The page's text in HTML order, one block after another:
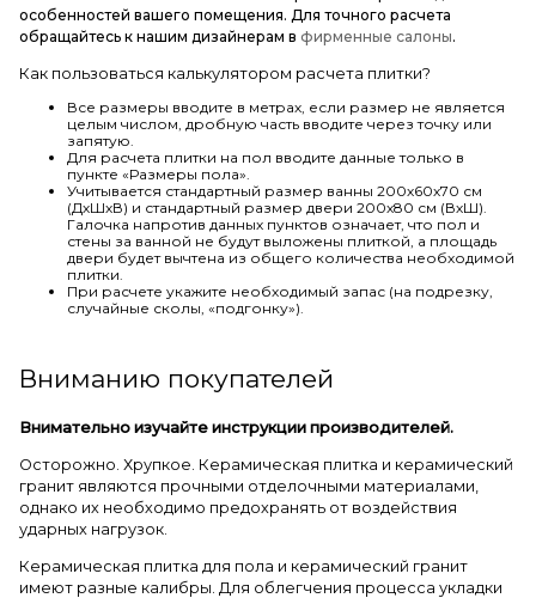
особенностей вашего помещения. Для точного расчета
обращайтесь к нашим дизайнерам в фирменные салоны.
Как пользоваться калькулятором расчета плитки?
Все размеры вводите в метрах, если размер не является
целым числом, дробную часть вводите через точку или
запятую.
Для расчета плитки на пол вводите данные только в
пункте «Размеры пола».
Учитывается стандартный размер ванны 200х60х70 см
(ДхШхВ) и стандартный размер двери 200х80 см (ВхШ).
Галочка напротив данных пунктов означает, что пол и
стены за ванной не будут выложены плиткой, а площадь
двери будет вычтена из общего количества необходимой
плитки.
При расчете укажите необходимый запас (на подрезку,
случайные сколы, «подгонку»).
Вниманию покупателей
Внимательно изучайте инструкции производителей.
Осторожно. Хрупкое. Керамическая плитка и керамический
гранит являются прочными отделочными материалами,
однако их необходимо предохранять от воздействия
ударных нагрузок.
Керамическая плитка для пола и керамический гранит
имеют разные калибры. Для облегчения процесса укладки